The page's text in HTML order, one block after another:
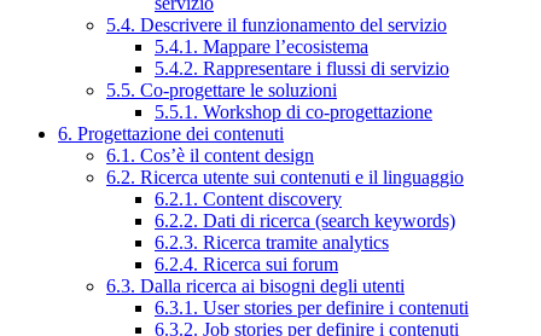
5.4. Descrivere il funzionamento del servizio
5.4.1. Mappare l’ecosistema
5.4.2. Rappresentare i flussi di servizio
5.5. Co-progettare le soluzioni
5.5.1. Workshop di co-progettazione
6. Progettazione dei contenuti
6.1. Cos’è il content design
6.2. Ricerca utente sui contenuti e il linguaggio
6.2.1. Content discovery
6.2.2. Dati di ricerca (search keywords)
6.2.3. Ricerca tramite analytics
6.2.4. Ricerca sui forum
6.3. Dalla ricerca ai bisogni degli utenti
6.3.1. User stories per definire i contenuti
6.3.2. Job stories per definire i contenuti